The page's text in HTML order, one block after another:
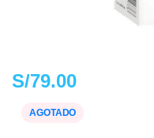
S/79.00
AGOTADO